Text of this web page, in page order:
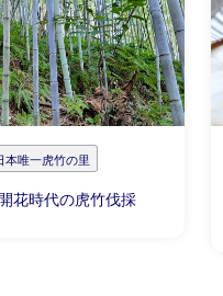
本唯一虎竹の里
花時代の虎竹伐採